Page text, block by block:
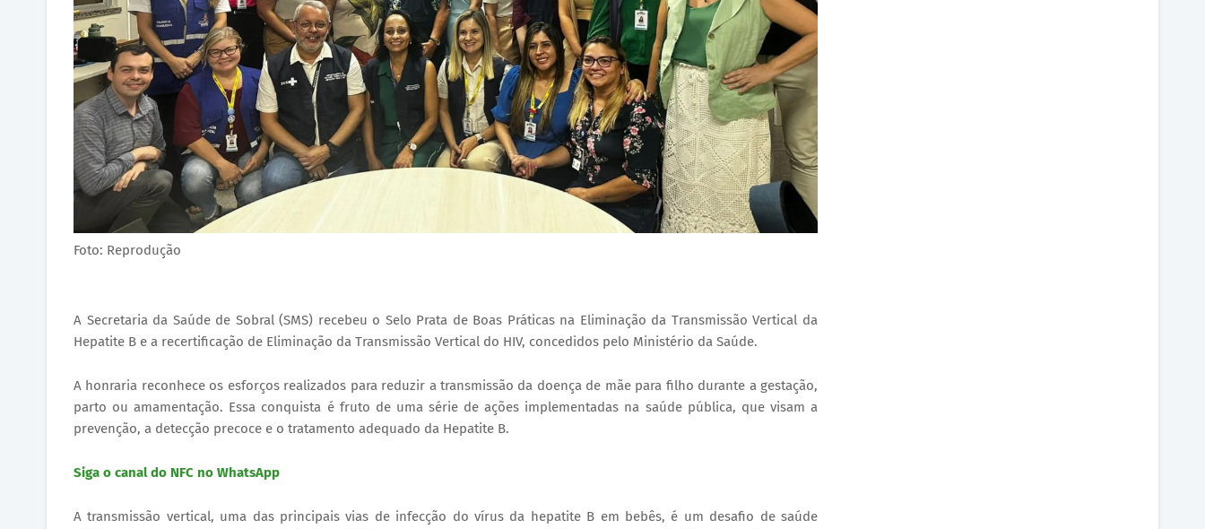
Foto: Reprodução
A Secretaria da Saúde de Sobral (SMS) recebeu o Selo Prata de Boas Práticas na Eliminação da Transmissão Vertical da
Hepatite B e a recertificação de Eliminação da Transmissão Vertical do HIV, concedidos pelo Ministério da Saúde.
A honraria reconhece os esforços realizados para reduzir a transmissão da doença de mãe para filho durante a gestação,
parto ou amamentação. Essa conquista é fruto de uma série de ações implementadas na saúde pública, que visam a
prevenção, a detecção precoce e o tratamento adequado da Hepatite B.
Siga o canal do NFC no WhatsApp
A transmissão vertical, uma das principais vias de infecção do vírus da hepatite B em bebês, é um desafio de saúde